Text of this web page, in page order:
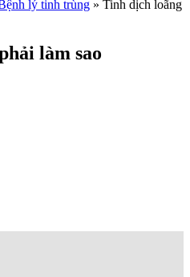
lý tinh trùng » Tinh dịch loãng
làm sao